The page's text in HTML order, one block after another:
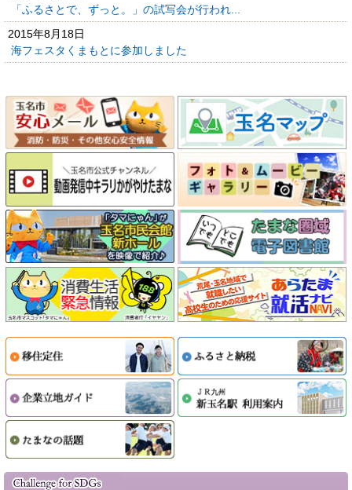
「ふるさとで、ずっと。」の試写会が行われ...
2015年8月18日
海フェスタくまもとに参加しました